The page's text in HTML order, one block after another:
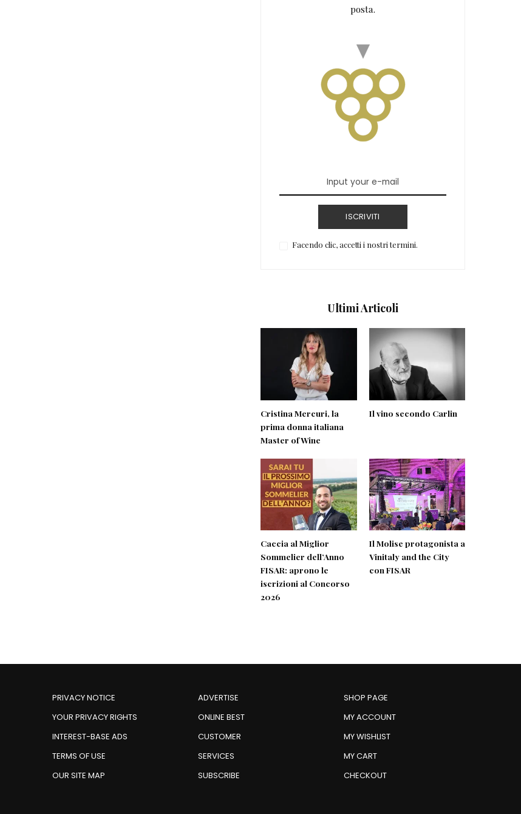
posta.
ISCRIVITI
Facendo clic, accetti i nostri termini.
Ultimi Articoli
Cristina Mercuri, la
prima donna italiana
Master of Wine
Il vino secondo Carlin
Caccia al Miglior
Sommelier dell’Anno
FISAR: aprono le
iscrizioni al Concorso
2026
Il Molise protagonista a
Vinitaly and the City
con FISAR
PRIVACY NOTICE
YOUR PRIVACY RIGHTS
INTEREST-BASE ADS
TERMS OF USE
OUR SITE MAP
ADVERTISE
ONLINE BEST
CUSTOMER
SERVICES
SUBSCRIBE
SHOP PAGE
MY ACCOUNT
MY WISHLIST
MY CART
CHECKOUT